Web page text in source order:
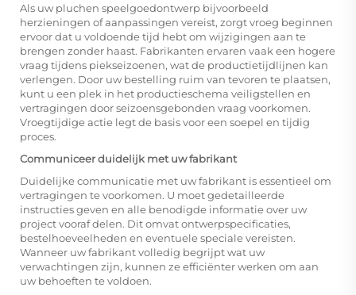
Als uw pluchen speelgoedontwerp bijvoorbeeld
herzieningen of aanpassingen vereist, zorgt vroeg beginnen
ervoor dat u voldoende tijd hebt om wijzigingen aan te
brengen zonder haast. Fabrikanten ervaren vaak een hogere
vraag tijdens piekseizoenen, wat de productietijdlijnen kan
verlengen. Door uw bestelling ruim van tevoren te plaatsen,
kunt u een plek in het productieschema veiligstellen en
vertragingen door seizoensgebonden vraag voorkomen.
Vroegtijdige actie legt de basis voor een soepel en tijdig
proces.
Communiceer duidelijk met uw fabrikant
Duidelijke communicatie met uw fabrikant is essentieel om
vertragingen te voorkomen. U moet gedetailleerde
instructies geven en alle benodigde informatie over uw
project vooraf delen. Dit omvat ontwerpspecificaties,
bestelhoeveelheden en eventuele speciale vereisten.
Wanneer uw fabrikant volledig begrijpt wat uw
verwachtingen zijn, kunnen ze efficiënter werken om aan
uw behoeften te voldoen.